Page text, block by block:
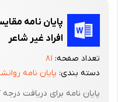
پایان نامه
افراد غیر شاعر
تعداد صفحه: ۸۱
دسته بندی: پایان نامه
پایان نامه برای دریافت